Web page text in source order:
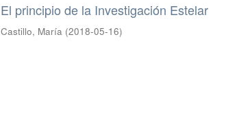
El principio de la Investigación Estelar
Castillo, María (2018-05-16)